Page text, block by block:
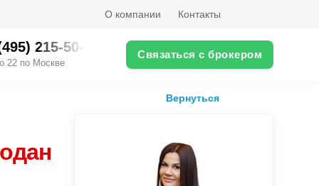
О компании Контакты
215-50-XX
22 по Москве
Связаться с брокером
Вернуться